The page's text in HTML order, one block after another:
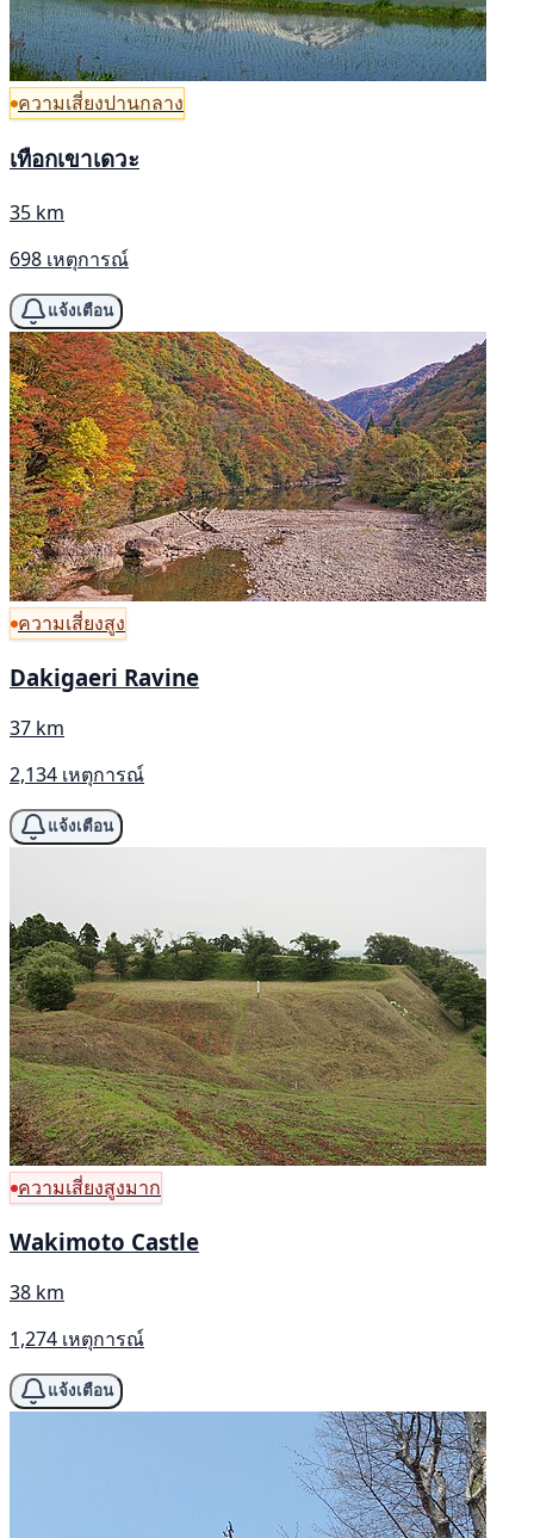
ความเสี่ยงปานกลาง
เทือกเขาเดวะ
35 km
698 เหตุการณ์
แจ้งเตือน
ความเสี่ยงสูง
Dakigaeri Ravine
37 km
2,134 เหตุการณ์
แจ้งเตือน
ความเสี่ยงสูงมาก
Wakimoto Castle
38 km
1,274 เหตุการณ์
แจ้งเตือน